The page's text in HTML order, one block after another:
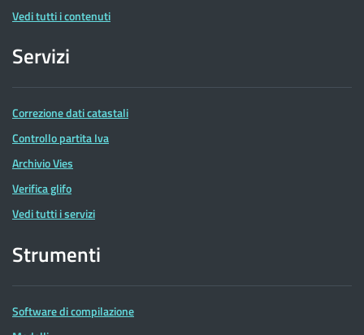
Vedi tutti i contenuti
Servizi
Correzione dati catastali
Controllo partita Iva
Archivio Vies
Verifica glifo
Vedi tutti i servizi
Strumenti
Software di compilazione